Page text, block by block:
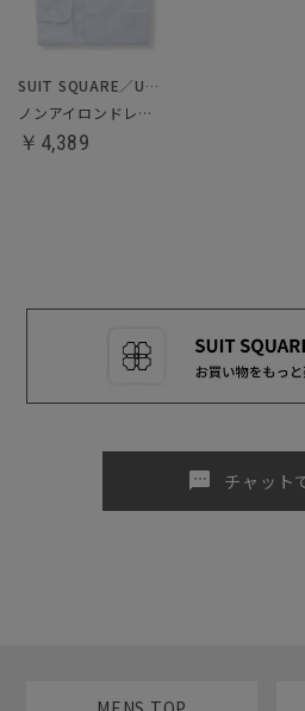
SUIT SQUARE／UNIVERSAL LANGUAGE
ノンアイロンドレスシャツ
￥4,389
sms チャット